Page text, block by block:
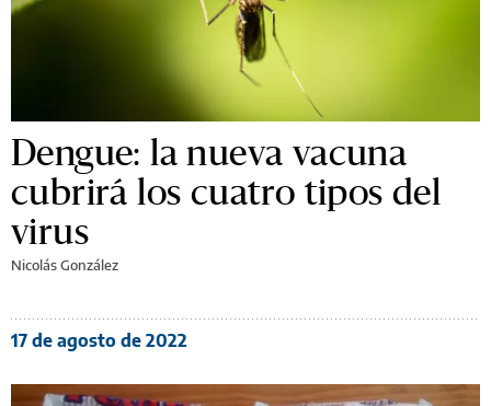
Dengue: la nueva vacuna
cubrirá los cuatro tipos del
virus
Nicolás González
17 de agosto de 2022